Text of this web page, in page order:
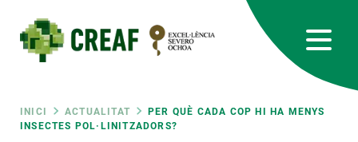
contingut
Fil
INICI ACTUALITAT
PER QUÈ CADA COP HI HA MENYS
INSECTES POL·LINITZADORS?
RRSS